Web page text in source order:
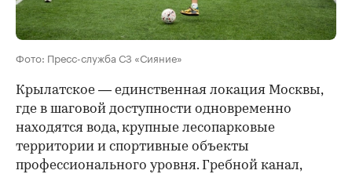
Фото: Пресс-служба СЗ «Сияние»
Крылатское — единственная локация Москвы,
где в шаговой доступности одновременно
находятся вода, крупные лесопарковые
территории и спортивные объекты
профессионального уровня. Гребной канал,